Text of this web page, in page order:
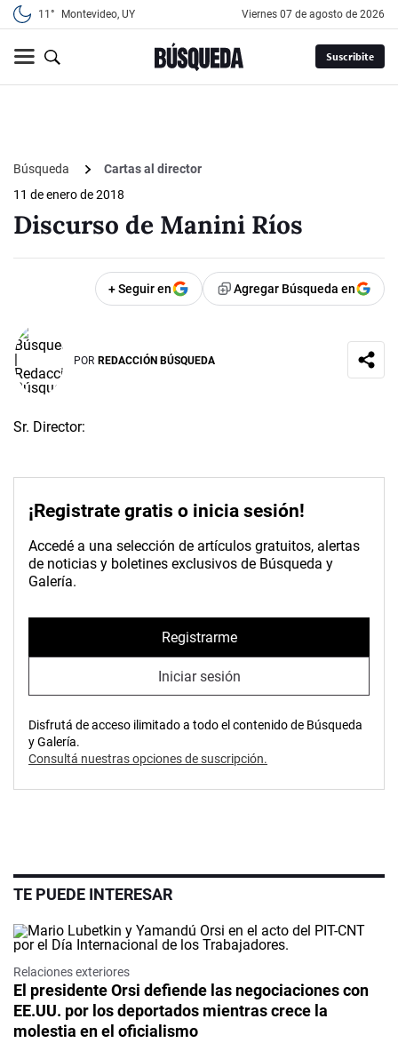
11° Montevideo, UY viernes 07 de agosto de 2026
Suscribite
Búsqueda
Cartas al director
11 de enero de 2018
Discurso de Manini Ríos
+ Seguir en Agregar Búsqueda en
POR REDACCIÓN BÚSQUEDA
Sr. Director:
¡Registrate gratis o inicia sesión!
Accedé a una selección de artículos gratuitos, alertas
de noticias y boletines exclusivos de Búsqueda y
Galería.
Registrarme
Iniciar sesión
Disfrutá de acceso ilimitado a todo el contenido de Búsqueda
y Galería.
Consultá nuestras opciones de suscripción.
TE PUEDE INTERESAR
Relaciones exteriores
El presidente Orsi defiende las negociaciones con
EE.UU. por los deportados mientras crece la
molestia en el oficialismo